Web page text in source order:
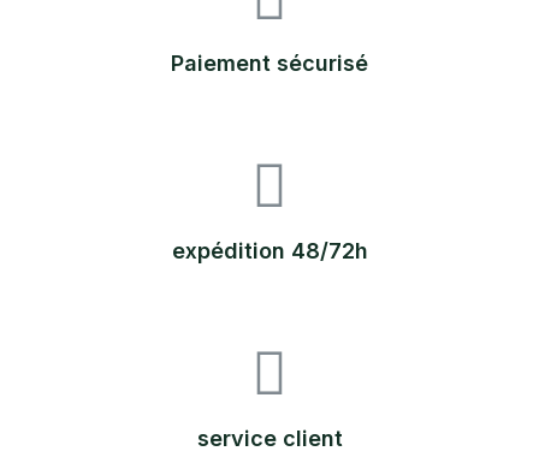
Paiement sécurisé
expédition 48/72h
service client